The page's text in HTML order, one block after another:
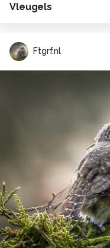
Vleugels
Ftgrf.nl